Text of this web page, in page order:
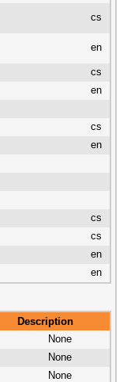
cs
en
cs
en
cs
en
cs
cs
en
en
Description
None
None
None